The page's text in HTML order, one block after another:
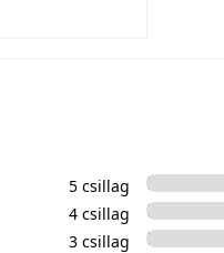
5 csillag
4 csillag
3 csillag